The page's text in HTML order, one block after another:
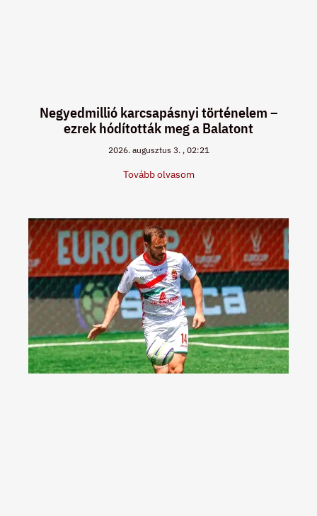
Negyedmillió karcsapásnyi történelem –
ezrek hódították meg a Balatont
2026. augusztus 3. 02:21
Tovább olvasom